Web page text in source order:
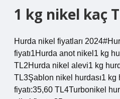
1 kg nikel kaç
Hurda nikel fiyatları
fiyatı1Hurda anot nikel1 kg
TL2Hurda nikel alevi1 kg
TL3Şablon nikel hurdası1 kg
fiyatı:35,60 TL4Turbonikel